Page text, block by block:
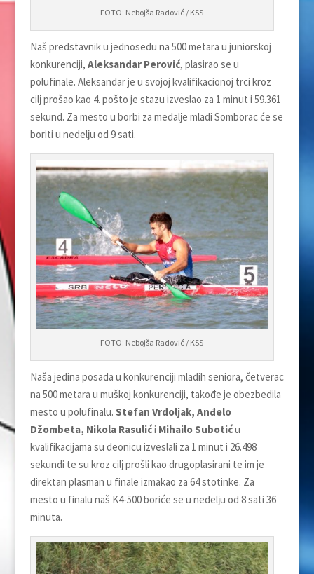
FOTO: Nebojša Radović / KSS
Naš predstavnik u jednosedu na 500 metara u juniorskoj
konkurenciji, Aleksandar Perović, plasirao se u
polufinale. Aleksandar je u svojoj kvalifikacionoj trci kroz
cilј prošao kao 4. pošto je stazu izveslao za 1 minut i 59.361
sekund. Za mesto u borbi za medalјe mladi Somborac će se
boriti u nedelјu od 9 sati.
FOTO: Nebojša Radović / KSS
Naša jedina posada u konkurenciji mlađih seniora, četverac
na 500 metara u muškoj konkurenciji, takođe je obezbedila
mesto u polufinalu. Stefan Vrdolјak, Anđelo
Džombeta, Nikola Rasulići Mihailo Subotiću
kvalifikacijama su deonicu izveslali za 1 minut i 26.498
sekundi te su kroz cilј prošli kao drugoplasirani te im je
direktan plasman u finale izmakao za 64 stotinke. Za
mesto u finalu naš K4-500 boriće se u nedelјu od 8 sati 36
minuta.